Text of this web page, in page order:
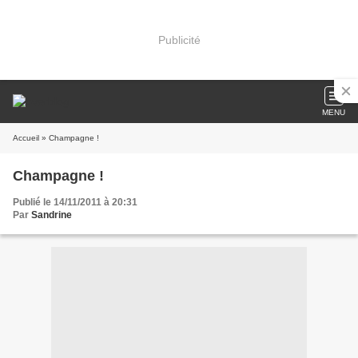
Publicité
MENU
Accueil » Champagne !
Champagne !
Publié le 14/11/2011 à 20:31
Par Sandrine